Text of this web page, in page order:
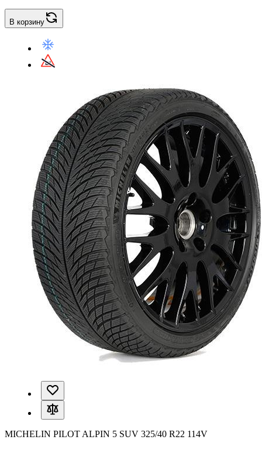
В корзину
MICHELIN PILOT ALPIN 5 SUV 325/40 R22 114V